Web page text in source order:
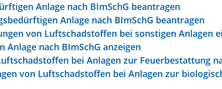
Anlage nach BImSchG beantragen
Anlage nach BImSchG beantragen
von Luftschadstoffen bei sonstigen Anlagen
nach BImSchG anzeigen
bei Anlagen zur Feuerbestattung
von Luftschadstoffen bei Anlagen zur